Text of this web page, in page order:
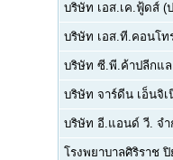
บริษัท เอส.เค.ฟู้ดส์ (
บริษัท เอส.ที.คอนโท
บริษัท ซี.พี.ค้าปลีกแ
บริษัท จาร์ดีน เอ็นจิเ
บริษัท อี.แอนด์ วี. จำ
โรงพยาบาลศิริราช